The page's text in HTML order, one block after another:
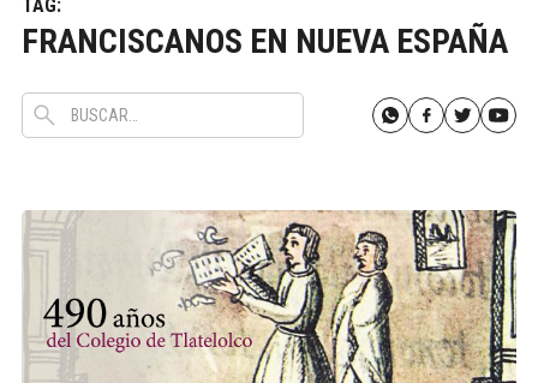
TAG:
FRANCISCANOS EN NUEVA ESPAÑA